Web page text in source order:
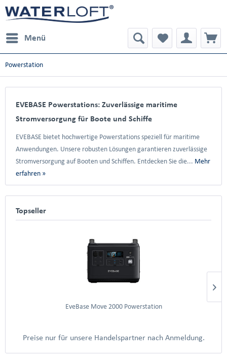
Menü
Powerstation
EVEBASE Powerstations: Zuverlässige maritime
Stromversorgung für Boote und Schiffe
EVEBASE bietet hochwertige Powerstations speziell für maritime
Anwendungen. Unsere robusten Lösungen garantieren zuverlässige
Stromversorgung auf Booten und Schiffen. Entdecken Sie die... Mehr
erfahren »
Topseller
EveBase Move 2000 Powerstation
Preise nur für unsere Handelspartner nach Anmeldung.